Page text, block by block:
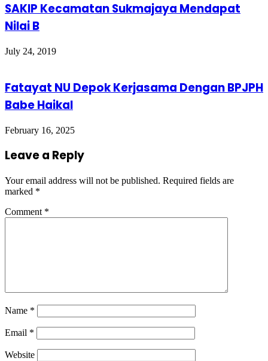
SAKIP Kecamatan Sukmajaya Mendapat
Nilai B
July 24, 2019
Fatayat NU Depok Kerjasama Dengan BPJPH
Babe Haikal
February 16, 2025
Leave a Reply
Your email address will not be published. Required fields are
marked *
Comment *
Name *
Email *
Website